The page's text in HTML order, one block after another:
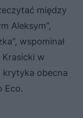
między
Aleksym”,
wspominał
w
krytyka obecna
Eco.